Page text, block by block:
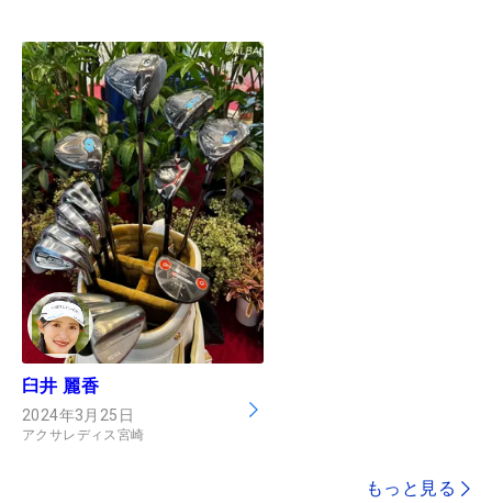
臼井 麗香
2024年3月25日
アクサレディス宮崎
もっと見る